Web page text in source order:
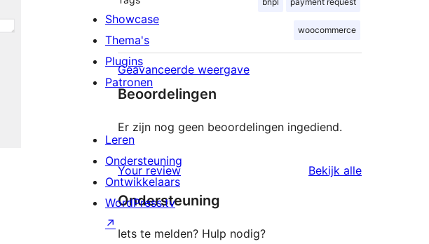
woocommerce
Geavanceerde weergave
Beoordelingen
Er zijn nog geen beoordelingen ingediend.
Your review Bekijk alle
Ondersteuning
Iets te melden? Hulp nodig?
Showcase
Thema's
Plugins
Patronen
Leren
Ondersteuning
Ontwikkelaars
WordPress.tv
↗